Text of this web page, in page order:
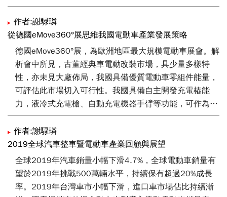
取到出口新商機，需留意原廠可能調整產線佈局，如考量
關稅為零，直接由海外進口現行國產車款，產生產能外移
現象。在此態勢下，我國亦宜持續研製國產特色車款，跳
脫現有與進口車相近車款競爭態勢，進而避免加入CPTPP
後所帶來衝擊。
作者:謝騄璘
從德國eMove360°展思維我國電動車產業發展策略
德國eMove360°展，為歐洲地區最大規模電動車展會。解
析會中所見，古董經典車電動改裝市場，具少量多樣特
性，亦未見大廠佈局，我國具備優質電動車零組件能量，
可評估此市場切入可行性。我國具備自主開發充電樁能
力，液冷式充電槍、自動充電機器手臂等功能，可作為開
發特色充電產品之潛力思維方向。電動車週邊服務方面，
充電樁已開始結合各類付費裝置及形式，讓使用者可依據
個人習慣支付款項；電池回收技術符合循環經濟訴求，隨
電動車數量增加，重要性持續上升；車對電網技術隨電動
車續航力及閒置電量增加風潮再起，均值得我國留意。
作者:謝騄璘
2019全球汽車整車暨電動車產業回顧與展望
全球2019年汽車銷量小幅下滑4.7%，全球電動車銷量有
望於2019年挑戰500萬輛水平，持續保有超過20%成長
率。2019年台灣車市小幅下滑，進口車市場佔比持續漸